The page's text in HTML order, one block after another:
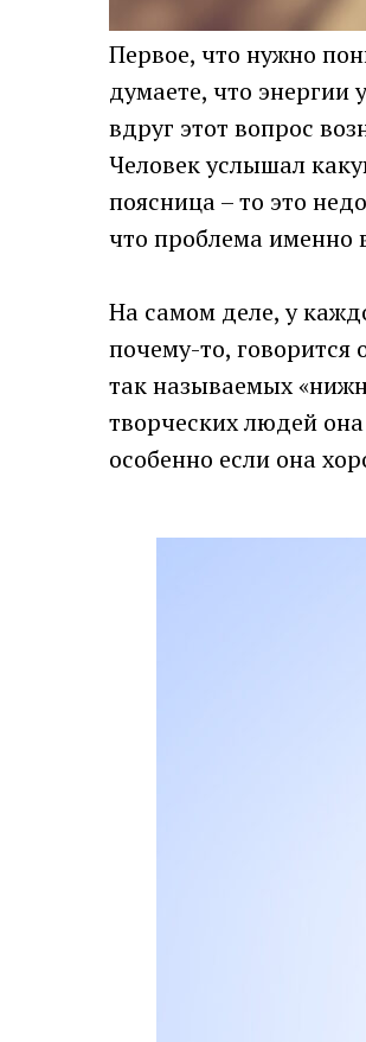
Первое, что нужно
думаете, что энергии
вдруг этот вопрос
Человек услышал
поясница – то это
что проблема именно
На самом деле, у
почему-то, говорится
так называемых
творческих людей
особенно если она